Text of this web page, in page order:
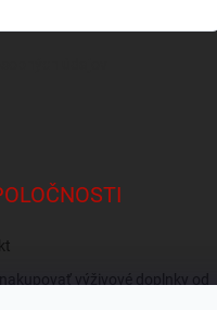
výživové doplnky od